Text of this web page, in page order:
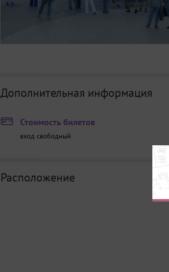
Дополнительная информация
Стоимость билетов
вход свободный
Расположение